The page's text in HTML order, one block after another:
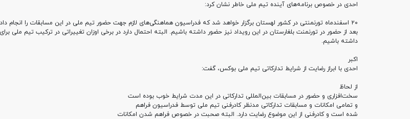
احدی در خصوص برنامه‌های آینده تیم ملی خاطر نشان کرد:
۲۰ اسفندماه تورنمنتی در کشور لهستان برگزار خواهد شد که فدراسیون هماهنگی‌های لازم جهت حضور تیم ملی در این مسابقات را انجام
بعد از حضور در تورنمنت بلغارستان در این رویداد نیز حضور داشته باشیم. البته احتمال دارد در برخی اوزان تغییراتی در ترکیب تیم ملی
داشته باشیم.
اکبر
احدی با ابراز رضایت از شرایط تدارکاتی تیم ملی بوکس، گفت:
از لحاظ
سخت‌افزاری و حضور در مسابقات بین‌المللی تدارکاتی در این مدت شرایط خوب بوده است
و تمامی امکانات و مسابقات تدارکاتی مدنظر کادرفنی تیم ملی توسط فدراسیون فراهم
شده است و کادرفنی از این موضوع رضایت دارد. البته صحبت در خصوص فراهم شدن امکانات